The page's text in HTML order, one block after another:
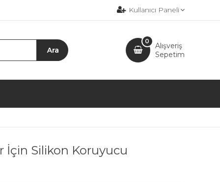
Kullanıcı Paneli
Alışveriş
Sepetim
0
İçin Silikon Koruyucu